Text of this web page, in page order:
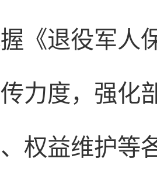
《退役军人
力度，强化
权益维护等